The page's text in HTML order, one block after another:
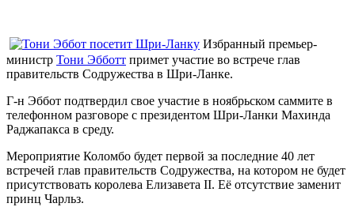
Избранный премьер-
министр Тони Эбботт примет участие во встрече глав
правительств Содружества в Шри-Ланке.
Г-н Эббот подтвердил свое участие в ноябрьском саммите в
телефонном разговоре с президентом Шри-Ланки Махинда
Раджапакса в среду.
Мероприятие Коломбо будет первой за последние 40 лет
встречей глав правительств Содружества, на котором не будет
присутствовать королева Елизавета II. Её отсутствие заменит
принц Чарльз.